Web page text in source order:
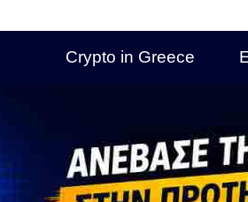
Crypto in Greece